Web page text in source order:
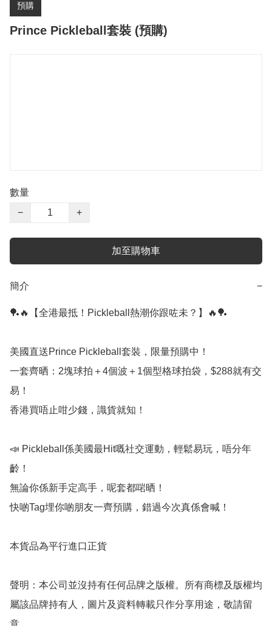
預購
Prince Pickleball套裝 (預購)
數量
−
+
加至購物車
簡介 −
🏓🔥【全港最抵！Pickleball熱潮你跟咗未？】🔥🏓
美國直送Prince Pickleball套裝，限量預購中！
一套齊晒：2塊球拍＋4個波＋1個型格球拍袋，$288就有交
易！
香港買唔止咁少錢，識貨就知！
📣 Pickleball係美國最Hit嘅社交運動，輕鬆易玩，唔分年
齡！
無論你係新手定高手，呢套都啱晒！
快啲Tag埋你啲朋友一齊預購，錯過今次真係會喊！
本貨品為平行進口正貨
聲明：本公司並沒持有任何品牌之版權。所有商標及版權均
屬該品牌持有人，圖片及資料轉載只作分享用途，敬請留